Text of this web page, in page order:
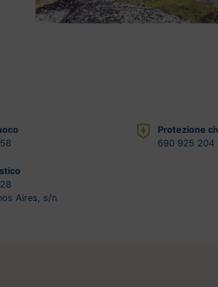
Protezione
690 925 204
Aires, s/n